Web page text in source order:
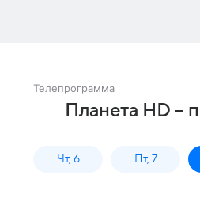
Телепрограмма
Планета HD –
Чт, 6 Пт, 7